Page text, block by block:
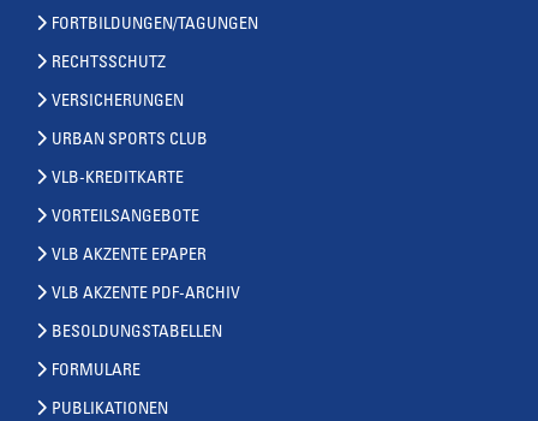
FORTBILDUNGEN/TAGUNGEN
RECHTSSCHUTZ
VERSICHERUNGEN
URBAN SPORTS CLUB
VLB-KREDITKARTE
VORTEILSANGEBOTE
VLB AKZENTE EPAPER
VLB AKZENTE PDF-ARCHIV
BESOLDUNGSTABELLEN
FORMULARE
PUBLIKATIONEN